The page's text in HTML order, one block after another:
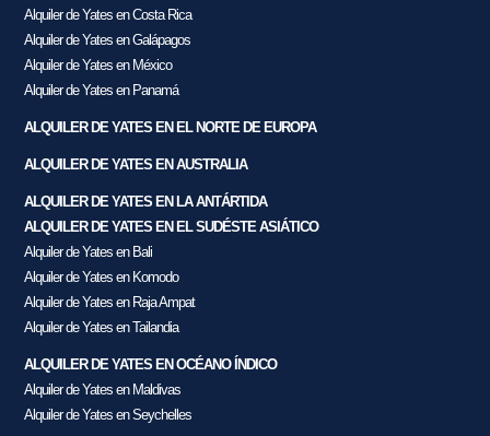
Alquiler de Yates en Costa Rica
Alquiler de Yates en Galápagos
Alquiler de Yates en México
Alquiler de Yates en Panamá
ALQUILER DE YATES EN EL NORTE DE EUROPA
ALQUILER DE YATES EN AUSTRALIA
ALQUILER DE YATES EN LA ANTÁRTIDA
ALQUILER DE YATES EN EL SUDÉSTE ASIÁTICO
Alquiler de Yates en Bali
Alquiler de Yates en Komodo
Alquiler de Yates en Raja Ampat
Alquiler de Yates en Tailandia
ALQUILER DE YATES EN OCÉANO ÍNDICO
Alquiler de Yates en Maldivas
Alquiler de Yates en Seychelles